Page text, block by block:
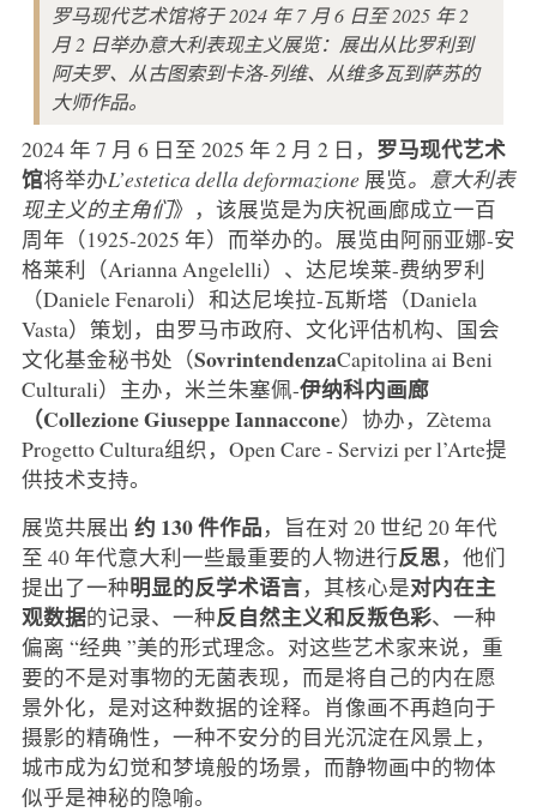
罗马现代艺术馆将于 2024 年 7 月 6 日至 2025 年 2
月 2 日举办意大利表现主义展览：展出从比罗利到
阿夫罗、从古图索到卡洛-列维、从维多瓦到萨苏的
大师作品。
2024 年 7 月 6 日至 2025 年 2 月 2 日， 罗马现代艺术
馆将举办L’estetica della deformazione展览。意大利表
现主义的主角们》，该展览是为庆祝画廊成立一百
周年（1925-2025 年）而举办的。展览由阿丽亚娜-安
格莱利（Arianna Angelelli）、达尼埃莱-费纳罗利
（Daniele Fenaroli）和达尼埃拉-瓦斯塔（Daniela
Vasta）策划，由罗马市政府、文化评估机构、国会
文化基金秘书处（SovrintendenzaCapitolina ai Beni
Culturali）主办，米兰朱塞佩-伊纳科内画廊
（Collezione Giuseppe Iannaccone）协办，Zètema
Progetto Cultura组织，Open Care - Servizi per l’Arte提
供技术支持。
展览共展出 约 130 件作品，旨在对 20 世纪 20 年代
至 40 年代意大利一些最重要的人物进行反思，他们
提出了一种明显的反学术语言，其核心是对内在主
观数据的记录、一种反自然主义和反叛色彩、一种
偏离 “经典 ”美的形式理念。对这些艺术家来说，重
要的不是对事物的无菌表现，而是将自己的内在愿
景外化，是对这种数据的诠释。肖像画不再趋向于
摄影的精确性，一种不安分的目光沉淀在风景上，
城市成为幻觉和梦境般的场景，而静物画中的物体
似乎是神秘的隐喻。